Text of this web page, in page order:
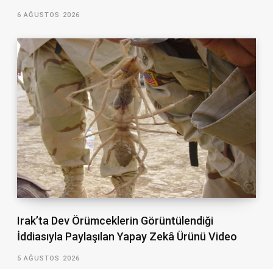
6 AĞUSTOS 2026
Irak’ta Dev Örümceklerin Görüntülendiği
İddiasıyla Paylaşılan Yapay Zekâ Ürünü Video
5 AĞUSTOS 2026